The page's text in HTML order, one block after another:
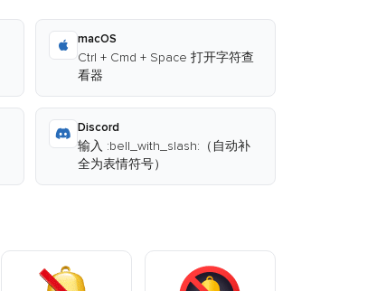
macOS
Ctrl + Cmd + Space 打开字符查
看器
Discord
输入 :bell_with_slash:（自动补
全为表情符号）